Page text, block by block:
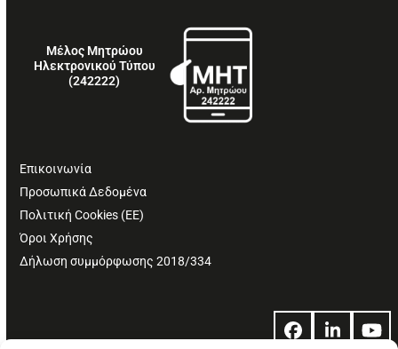
Μέλος Μητρώου
Ηλεκτρονικού Τύπου
(242222)
Επικοινωνία
Προσωπικά Δεδομένα
Πολιτική Cookies (ΕΕ)
Όροι Χρήσης
Δήλωση συμμόρφωσης 2018/334
Facebook
LinkedIn